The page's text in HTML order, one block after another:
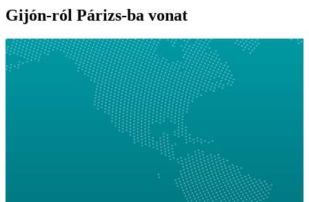
Gijón-ról Párizs-ba vonat